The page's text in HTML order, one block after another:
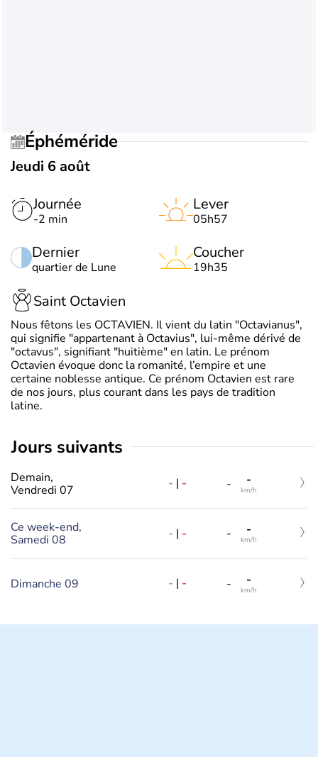
Éphéméride
Jeudi 6 août
Journée
-2 min
Dernier
quartier de Lune
Lever
05h57
Coucher
19h35
Saint Octavien
Nous fêtons les OCTAVIEN. Il vient du latin "Octavianus",
qui signifie "appartenant à Octavius", lui-même dérivé de
"octavus", signifiant "huitième" en latin. Le prénom
Octavien évoque donc la romanité, l’empire et une
certaine noblesse antique. Ce prénom Octavien est rare
de nos jours, plus courant dans les pays de tradition
latine.
jours suivants
Demain,
Vendredi 07
- | - - -
km/h
Ce week-end,
Samedi 08
- | - - -
km/h
Dimanche 09 - | - - -
km/h